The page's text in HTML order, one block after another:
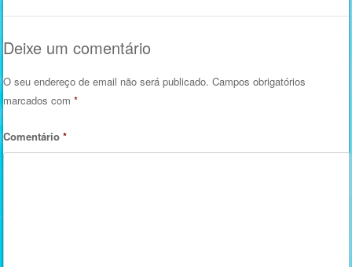
Deixe um comentário
O seu endereço de email não será publicado. Campos obrigatórios
marcados com*
Comentário*